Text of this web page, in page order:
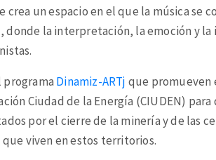
un espacio en el que la música se
donde la interpretación, la emoción y
programa Dinamiz-ARTj que promueven
Ciudad de la Energía (CIUDEN)
por el cierre de la minería y de las
viven en estos territorios.